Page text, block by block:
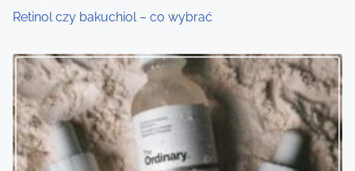
o
n
Retinol czy bakuchiol – co wybrać